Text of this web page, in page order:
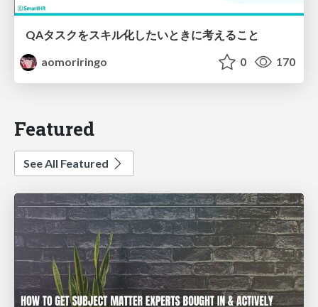
QAタスクをスキル化したいときに考えること
aomoriringo
0 170
Featured
See All Featured